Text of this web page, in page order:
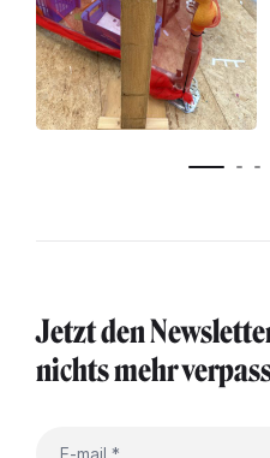
Jetzt den
nichts mehr